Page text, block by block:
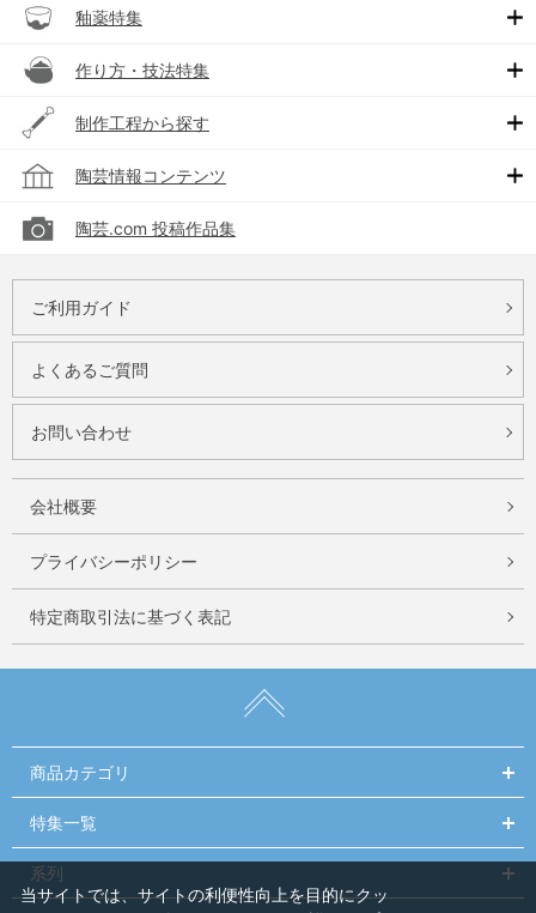
釉薬特集
作り方・技法特集
制作工程から探す
陶芸情報コンテンツ
陶芸.com 投稿作品集
ご利用ガイド
よくあるご質問
お問い合わせ
会社概要
プライバシーポリシー
特定商取引法に基づく表記
商品カテゴリ
特集一覧
系列
当サイトでは、サイトの利便性向上を目的にクッ